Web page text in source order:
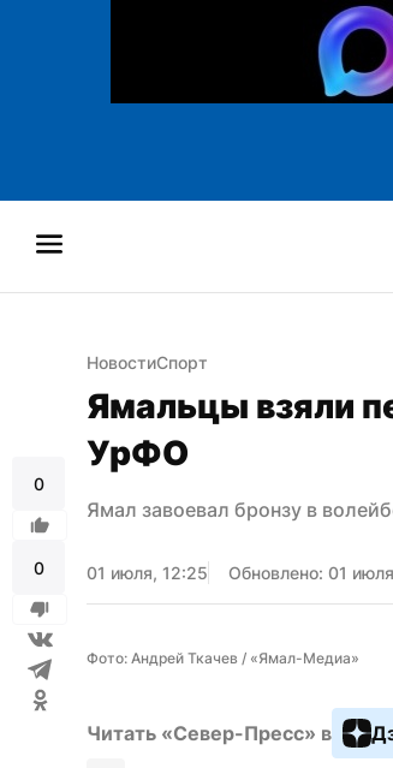
0
0
НовостиСпорт
Ямальцы взяли
УрФО
Ямал завоевал бронзу в
01 июля, 12:25 Обновлено: 01
Фото: Андрей Ткачев / «Ямал-Медиа»
Читать «Север-Пресс» в